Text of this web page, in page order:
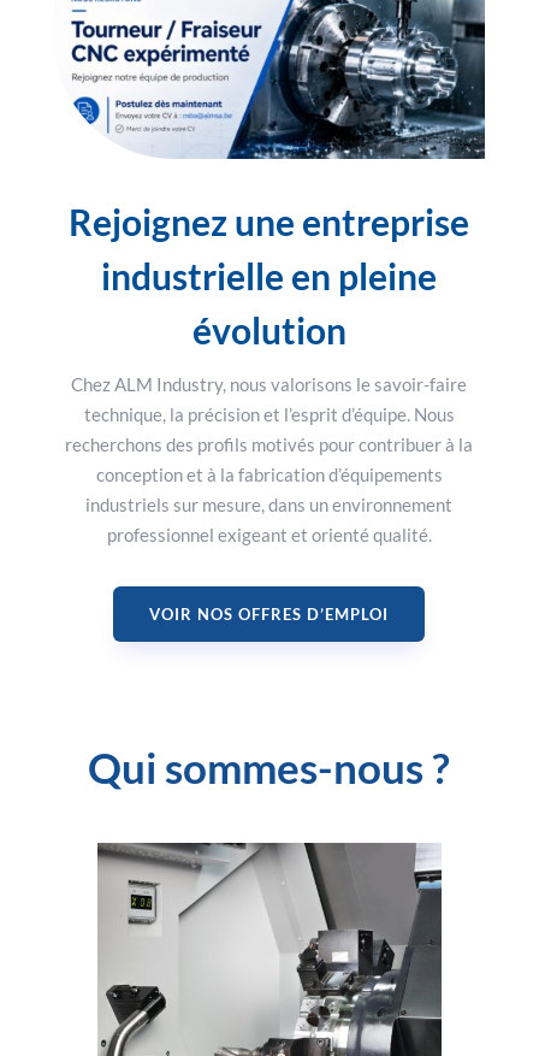
Rejoignez une entreprise
industrielle en pleine
évolution
Chez ALM Industry, nous valorisons le savoir-faire
technique, la précision et l’esprit d’équipe. Nous
recherchons des profils motivés pour contribuer à la
conception et à la fabrication d’équipements
industriels sur mesure, dans un environnement
professionnel exigeant et orienté qualité.
VOIR NOS OFFRES D’EMPLOI
Qui sommes-nous ?